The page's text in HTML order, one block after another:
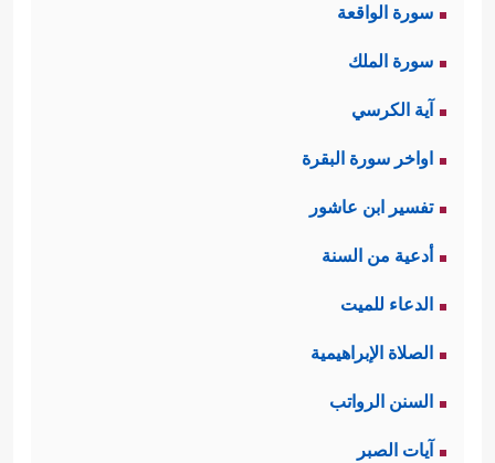
سورة الواقعة
سورة الملك
آية الكرسي
اواخر سورة البقرة
تفسير ابن عاشور
أدعية من السنة
الدعاء للميت
الصلاة الإبراهيمية
السنن الرواتب
آيات الصبر